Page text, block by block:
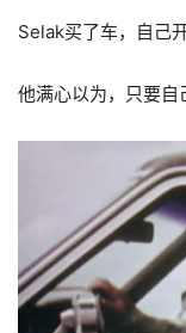
Selak买了车，自己
他满心以为，只要